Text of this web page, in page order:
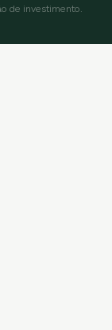
de investimento.